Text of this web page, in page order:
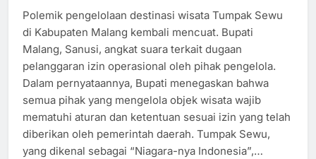
Polemik pengelolaan destinasi wisata Tumpak Sewu
di Kabupaten Malang kembali mencuat. Bupati
Malang, Sanusi, angkat suara terkait dugaan
pelanggaran izin operasional oleh pihak pengelola.
Dalam pernyataannya, Bupati menegaskan bahwa
semua pihak yang mengelola objek wisata wajib
mematuhi aturan dan ketentuan sesuai izin yang telah
diberikan oleh pemerintah daerah. Tumpak Sewu,
yang dikenal sebagai “Niagara-nya Indonesia”,…